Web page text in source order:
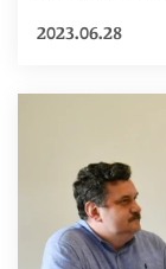
2023.06.28